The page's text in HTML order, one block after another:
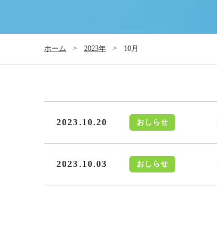
ホーム > 2023年 > 10月
2023.10.20 おしらせ
2023.10.03 おしらせ